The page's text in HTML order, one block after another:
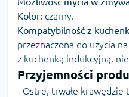
Kolor: czarny.
Kompatybilność z
przeznaczona do użycia
z kuchenką indukcyjną,
Przyjemności
- Ostre, trwałe krawędzie